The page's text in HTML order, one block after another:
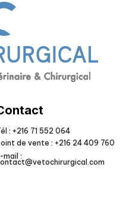
: +216 71 552 064
de vente : +216 24 409 760
mail :